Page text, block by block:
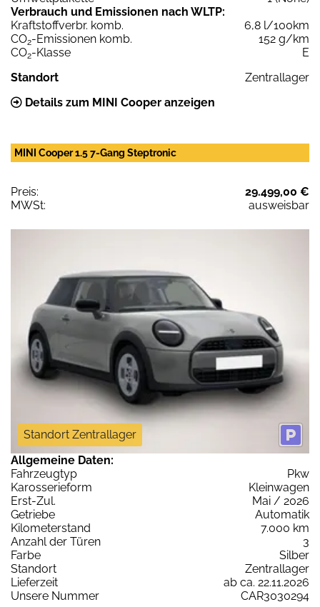
Verbrauch und Emissionen nach WLTP:
Kraftstoffverbr. komb.
6,8 l/100km
CO2-Emissionen komb.
152 g/km
CO2-Klasse
E
Standort
Zentrallager
Details zum MINI Cooper anzeigen
MINI Cooper 1.5 7-Gang Steptronic
Preis:
29.499,00 €
MWSt:
ausweisbar
Standort Zentrallager
Allgemeine Daten:
Fahrzeugtyp
Pkw
Karosserieform
Kleinwagen
Erst-Zul.
Mai / 2026
Getriebe
Automatik
Kilometerstand
7.000 km
Anzahl der Türen
3
Farbe
Silber
Standort
Zentrallager
Lieferzeit
ab ca. 22.11.2026
Unsere Nummer
CAR3030294